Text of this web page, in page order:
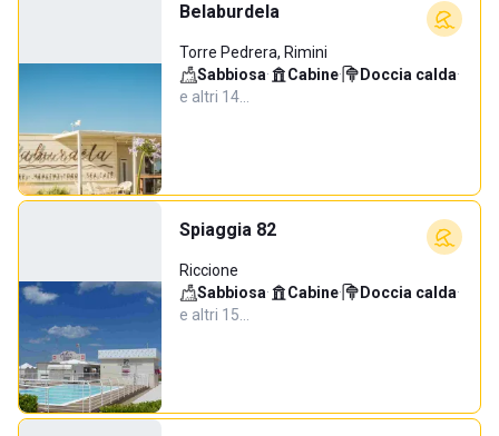
Belaburdela
Torre Pedrera, Rimini
Sabbiosa· Cabine· Doccia calda·
e altri 14…
Spiaggia 82
Riccione
Sabbiosa· Cabine· Doccia calda·
e altri 15…